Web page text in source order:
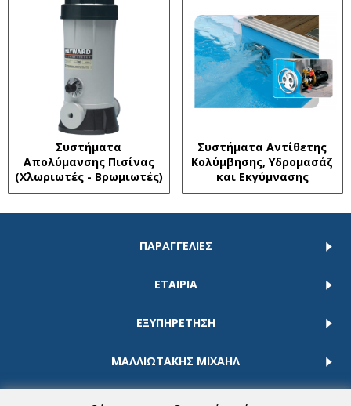
Συστήματα
Απολύμανσης Πισίνας
(Χλωριωτές - Βρωμιωτές)
Συστήματα Αντίθετης
Κολύμβησης, Υδρομασάζ
και Εκγύμνασης
ΠΑΡΑΓΓΕΛΙΕΣ
ΕΤΑΙΡΙΑ
ΕΞΥΠΗΡΕΤΗΣΗ
ΜΑΛΛΙΩΤΑΚΗΣ ΜΙΧΑΗΛ